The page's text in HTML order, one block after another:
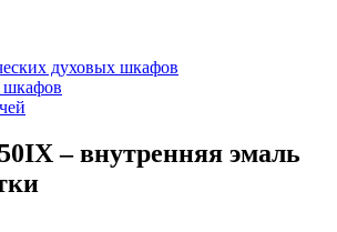
духовых шкафов
шкафов
– внутренняя эмаль